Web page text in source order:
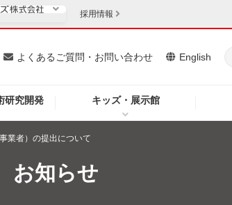
研究開発 キッズ・展示館
よくあるご質問・お問い合わせ English
安定供給
企業情報
法人のお客さま
採用情報
業者）の提出について
お知らせ